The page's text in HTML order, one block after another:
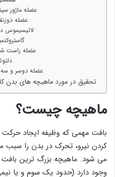
عضله ماژور
عضله
لاتیسیموس
عضله راست
عضله دوسر و
تحقیق در مورد ماهیچه های بدن
ماهیچه چیست؟
بافت مهمی که وظیفه ایجاد حرکت
کردن نیرو، تحرک در بدن را سبب
می شود. ماهیچه بزرگ ترین
وجود دارد (حدود یک سوم و یا